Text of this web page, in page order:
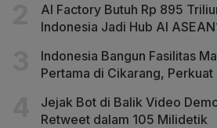
AI Factory Butuh Rp 895
Indonesia Jadi Hub AI
Indonesia Bangun Fasilitas
Pertama di Cikarang, Perkuat
Jejak Bot di Balik Video
Retweet dalam 105 Milidetik